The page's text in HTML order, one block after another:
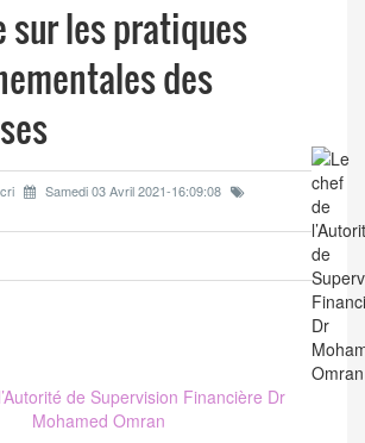
sur les pratiques
des
Samedi 03 Avril 2021-16:09:08
de Supervision Financière Dr
Mohamed Omran